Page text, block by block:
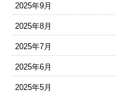
2025年9月
2025年8月
2025年7月
2025年6月
2025年5月